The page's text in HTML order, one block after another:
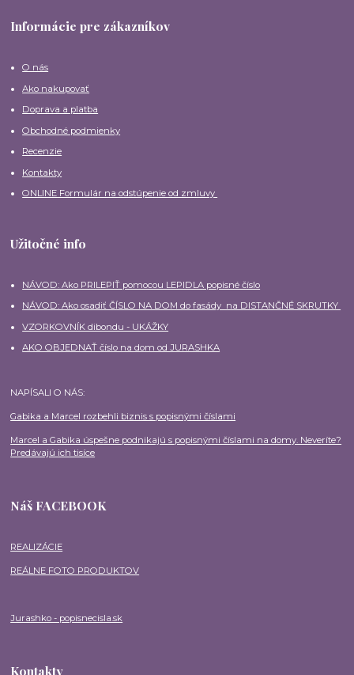
Informácie pre zákazníkov
O nás
Ako nakupovať
Doprava a platba
Obchodné podmienky
Recenzie
Kontakty
ONLINE Formulár na odstúpenie od zmluvy
Užitočné info
NÁVOD: Ako PRILEPIŤ pomocou LEPIDLA popisné číslo
NÁVOD: Ako osadiť ČÍSLO NA DOM do fasády na DISTANČNÉ SKRUTKY
VZORKOVNÍK dibondu - UKÁŽKY
AKO OBJEDNAŤ číslo na dom od JURASHKA
NAPÍSALI O NÁS:
Gabika a Marcel rozbehli biznis s popisnými číslami
Marcel a Gabika úspešne podnikajú s popisnými číslami na domy. Neveríte?
Predávajú ich tisíce
Náš FACEBOOK
REALIZÁCIE
REÁLNE FOTO PRODUKTOV
Jurashko - popisnecisla.sk
Kontakty